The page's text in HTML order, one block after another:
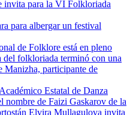
invita para la VI Folkloriada
para albergar un festival
de Folklore está en pleno
del folkloriada terminó con una
Manizha, participante de
Estatal de Danza
nombre de Faizi Gaskarov de la
Elvira Mullagulova invita